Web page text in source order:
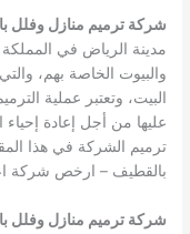
شركة ترميم منازل وفلل
مدينة الرياض في المملكة
والبيوت الخاصة بهم،
البيت، وتعتبر عملية
عليها من أجل إعادة
ترميم الشركة في هذا
بالقطيف – ارخص شركة
شركة ترميم منازل وفلل